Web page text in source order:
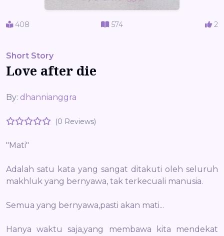
408 574 2
Short Story
Love after die
By: dhannianggra
(0 Reviews)
"Mati"
Adalah satu kata yang sangat ditakuti oleh seluruh
makhluk yang bernyawa, tak terkecuali manusia.
Semua yang bernyawa,pasti akan mati...
Hanya waktu saja,yang membawa kita mendekat